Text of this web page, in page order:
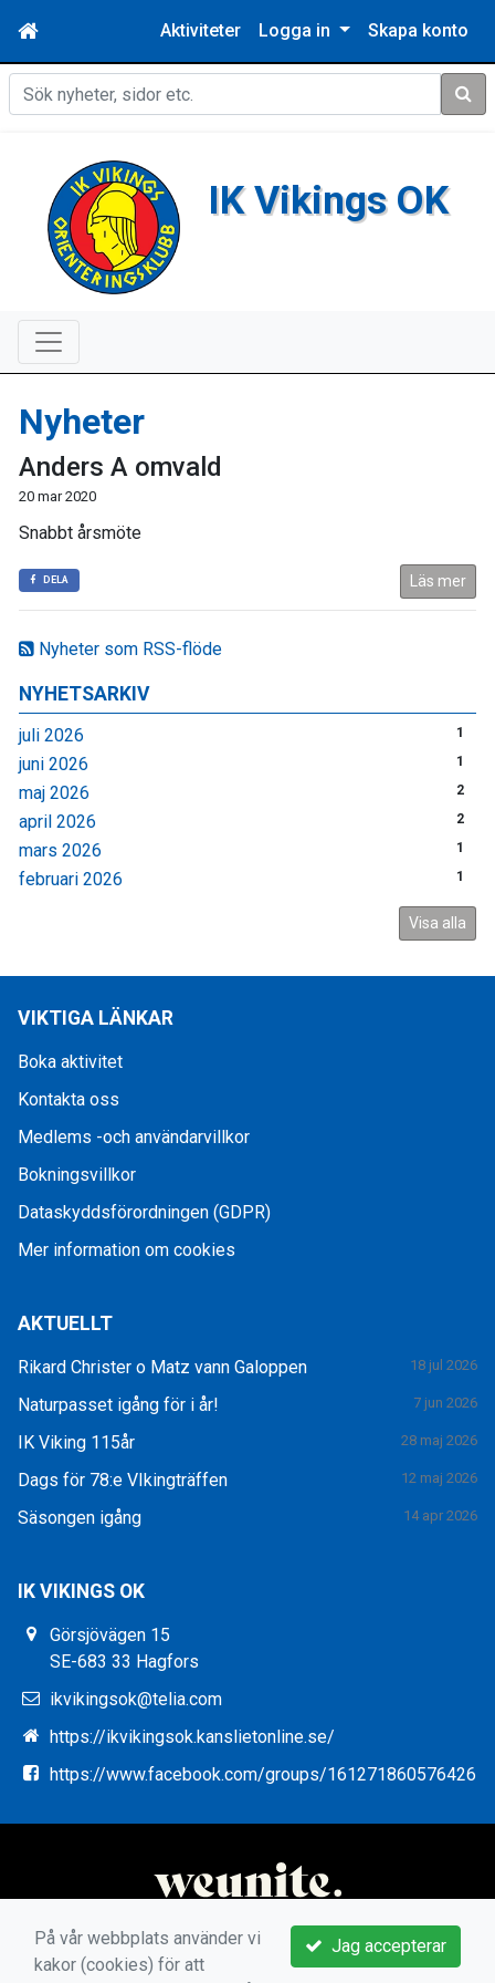
Aktiviteter Logga in Skapa konto
Sök
IK Vikings OK
Nyheter som RSS-flöde
NYHETSARKIV
juli 2026 1
juni 2026 1
maj 2026 2
april 2026 2
mars 2026 1
februari 2026 1
Visa alla
Nyheter
Anders A omvald
20 mar 2020
Snabbt årsmöte
DELA Läs mer
VIKTIGA LÄNKAR
Boka aktivitet
Kontakta oss
Medlems -och användarvillkor
Bokningsvillkor
Dataskyddsförordningen (GDPR)
Mer information om cookies
AKTUELLT
Rikard Christer o Matz vann Galoppen 18 jul 2026
Naturpasset igång för i år! 7 jun 2026
IK Viking 115år 28 maj 2026
Dags för 78:e VIkingträffen 12 maj 2026
Säsongen igång 14 apr 2026
IK VIKINGS OK
Görsjövägen 15
SE-683 33 Hagfors
ikvikingsok@telia.com
https://ikvikingsok.kanslietonline.se/
https://www.facebook.com/groups/161271860576426
Jag accepterar
På vår webbplats använder vi
kakor (cookies) för att